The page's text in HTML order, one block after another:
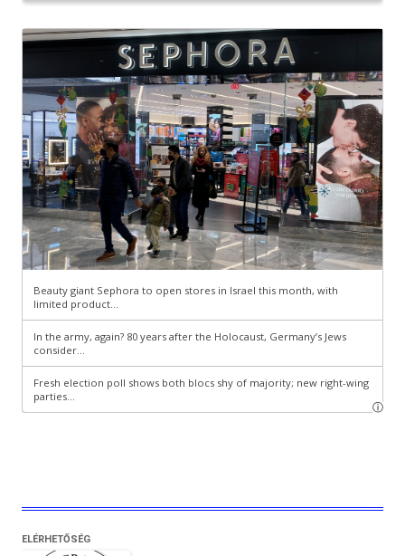
ELÉRHETŐSÉG